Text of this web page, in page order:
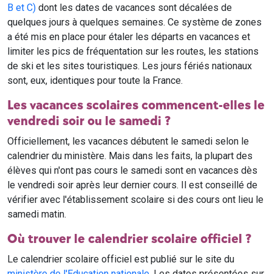
B et C) dont les dates de vacances sont décalées de
quelques jours à quelques semaines. Ce système de zones
a été mis en place pour étaler les départs en vacances et
limiter les pics de fréquentation sur les routes, les stations
de ski et les sites touristiques. Les jours fériés nationaux
sont, eux, identiques pour toute la France.
Les vacances scolaires commencent-elles le
vendredi soir ou le samedi ?
Officiellement, les vacances débutent le samedi selon le
calendrier du ministère. Mais dans les faits, la plupart des
élèves qui n'ont pas cours le samedi sont en vacances dès
le vendredi soir après leur dernier cours. Il est conseillé de
vérifier avec l'établissement scolaire si des cours ont lieu le
samedi matin.
Où trouver le calendrier scolaire officiel ?
Le calendrier scolaire officiel est publié sur le site du